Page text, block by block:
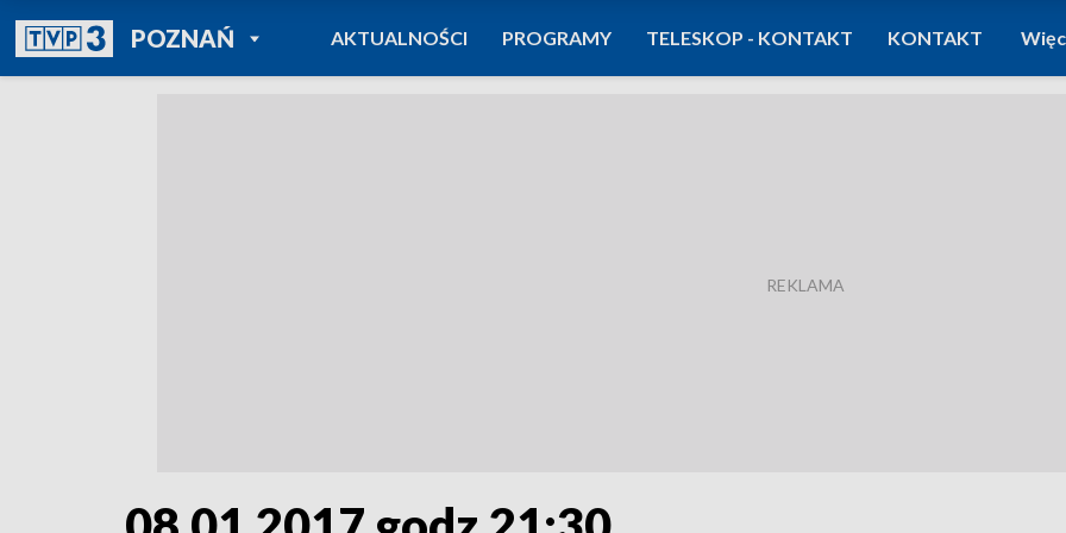
POZNAŃPOWRÓT DO
TVP REGIONY
AKTUALNOŚCI PROGRAMY TELESKOP - KONTAKT KONTAKT